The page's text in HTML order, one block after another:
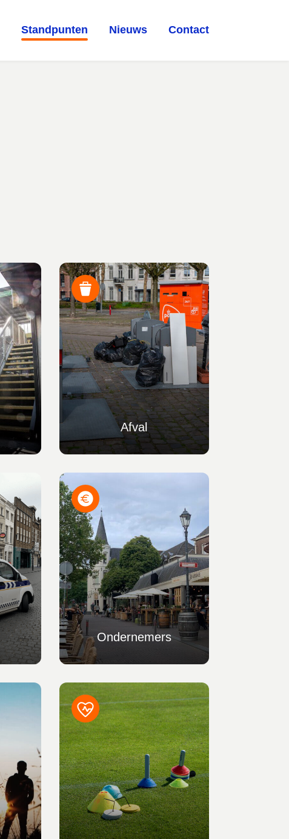
Standpunten Nieuws Contact
Afval
Ondernemers